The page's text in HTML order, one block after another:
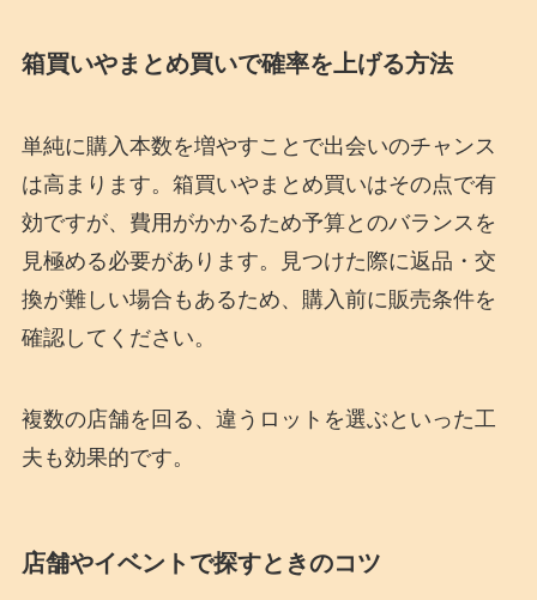
箱買いやまとめ買いで確率を上げる方法
単純に購入本数を増やすことで出会いのチャンス
は高まります。箱買いやまとめ買いはその点で有
効ですが、費用がかかるため予算とのバランスを
見極める必要があります。見つけた際に返品・交
換が難しい場合もあるため、購入前に販売条件を
確認してください。
複数の店舗を回る、違うロットを選ぶといった工
夫も効果的です。
店舗やイベントで探すときのコツ